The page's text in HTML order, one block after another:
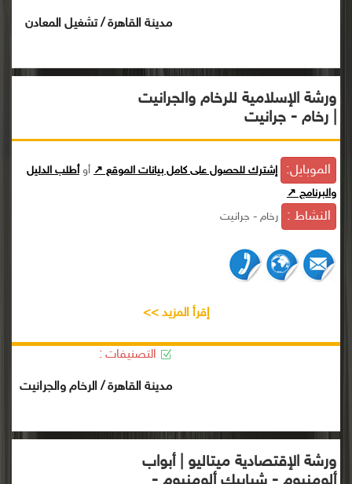
مدينة القاهرة / تشغيل المعادن
ورشة الإسلامية للرخام والجرانيت
| رخام - جرانيت
الموبايل: إشترك للحصول على كامل بيانات الموقع ↗ أوأطلب الدليل
والبرنامج ↗
النشاط : رخام - جرانيت
إقرأ المزيد >>
التصنيفات :
مدينة القاهرة / الرخام والجرانيت
ورشة الإقتصادية ميتاليو | أبواب